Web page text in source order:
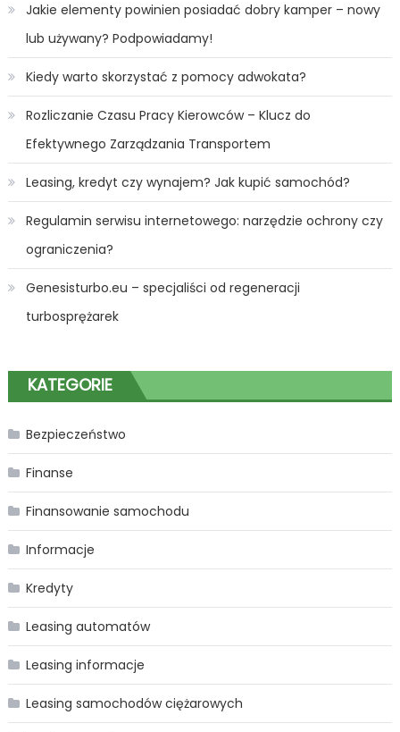
Jakie elementy powinien posiadać dobry kamper – nowy
lub używany? Podpowiadamy!
Kiedy warto skorzystać z pomocy adwokata?
Rozliczanie Czasu Pracy Kierowców – Klucz do
Efektywnego Zarządzania Transportem
Leasing, kredyt czy wynajem? Jak kupić samochód?
Regulamin serwisu internetowego: narzędzie ochrony czy
ograniczenia?
Genesisturbo.eu – specjaliści od regeneracji
turbosprężarek
KATEGORIE
Bezpieczeństwo
Finanse
Finansowanie samochodu
Informacje
Kredyty
Leasing automatów
Leasing informacje
Leasing samochodów ciężarowych